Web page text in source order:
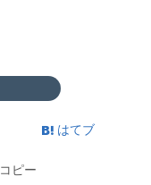
はてブ
コピー